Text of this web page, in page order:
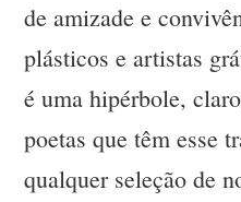
de amizade e
plásticos e artistas
é uma hipérbole,
poetas que têm esse
qualquer seleção de